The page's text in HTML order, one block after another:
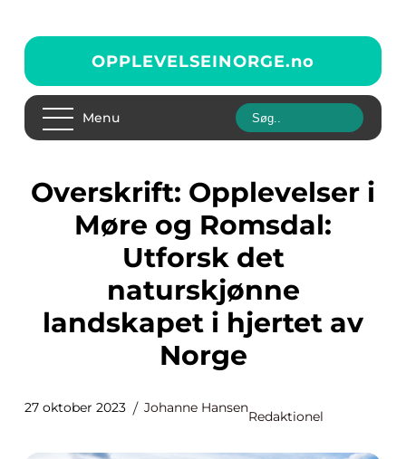
OPPLEVELSEINORGE.no
Menu
Overskrift: Opplevelser i
Møre og Romsdal:
Utforsk det
naturskjønne
landskapet i hjertet av
Norge
27 oktober 2023 Johanne Hansen
Redaktionel